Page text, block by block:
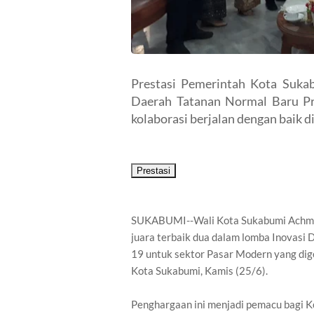
Prestasi Pemerintah Kota
Daerah Tatanan Normal Baru
kolaborasi berjalan dengan baik
Prestasi
SUKABUMI--Wali Kota Sukabumi
juara terbaik dua dalam lomba Inovasi
19 untuk sektor Pasar Modern yang
Kota Sukabumi, Kamis (25/6).
Penghargaan ini menjadi pemacu bagi